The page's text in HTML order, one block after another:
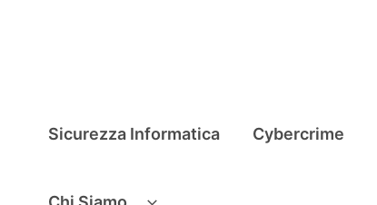
Sicurezza Informatica Cybercrime